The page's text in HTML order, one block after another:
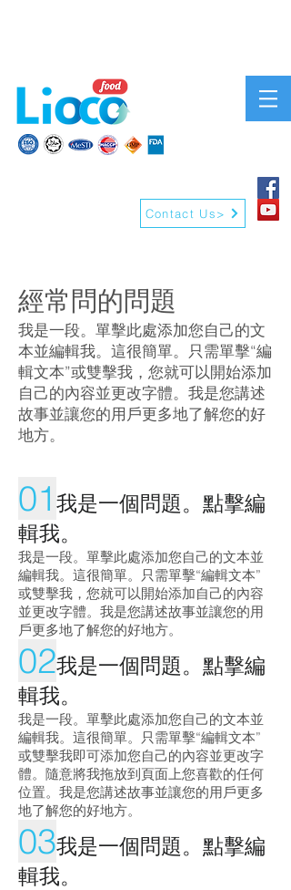
Contact Us>
經常問的問題
我是一段。單擊此處添加您自己的文
本並編輯我。這很簡單。只需單擊“編
輯文本”或雙擊我，您就可以開始添加
自己的內容並更改字體。我是您講述
故事並讓您的用戶更多地了解您的好
地方。
01 我是一個問題。點擊編
輯我。
我是一段。單擊此處添加您自己的文本並
編輯我。這很簡單。只需單擊“編輯文本”
或雙擊我，您就可以開始添加自己的內容
並更改字體。我是您講述故事並讓您的用
戶更多地了解您的好地方。
02我是一個問題。點擊編
輯我。
我是一段。單擊此處添加您自己的文本並
編輯我。這很簡單。只需單擊“編輯文本”
或雙擊我即可添加您自己的內容並更改字
體。隨意將我拖放到頁面上您喜歡的任何
位置。我是您講述故事並讓您的用戶更多
地了解您的好地方。
03我是一個問題。點擊編
輯我。